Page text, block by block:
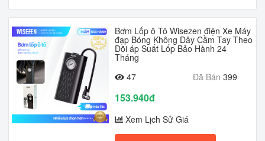
Bơm Lốp ô Tô Wisezen điện Xe Máy
đạp Bóng Không Dây Cầm Tay Theo
Dõi áp Suất Lốp Bảo Hành 24
Tháng
47
Đã Bán 399
153.940đ
Xem Lịch Sử Giá